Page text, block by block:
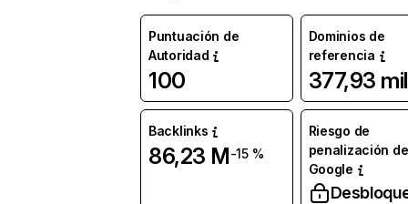
Puntuación de
Autoridad
100
Dominios de
referencia
377,93 mil
Backlinks
86,23 M-15 %
Riesgo de
penalización de
Google